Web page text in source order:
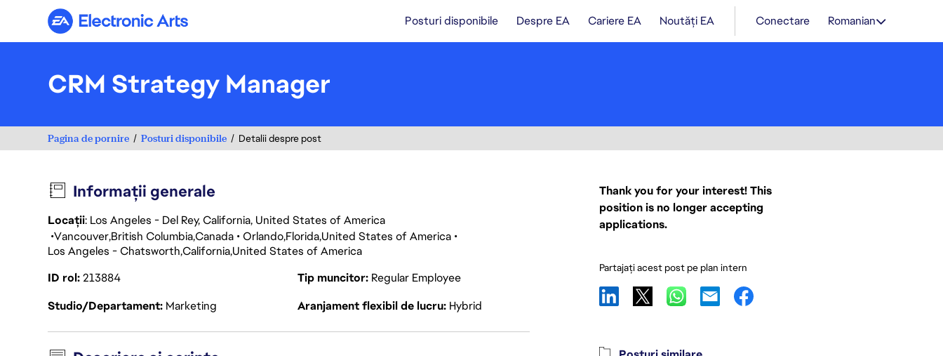
Electronic Arts Posturi disponibile Despre EA Cariere EA Noutăți EA Conectare Romanian
CRM Strategy Manager
Pagina de pornire Posturi disponibile Detalii despre post
Informații generale
Locații: Los Angeles - Del Rey, California, United States of America
VancouverBritish ColumbiaCanada OrlandoFloridaUnited States of America
Los Angeles - ChatsworthCaliforniaUnited States of America
ID rol213884 Tip muncitor Regular Employee
Studio/Departament Marketing Aranjament flexibil de lucru Hybrid
Thank you for your interest! This
position is no longer accepting
applications.
Partajați acest post pe plan intern